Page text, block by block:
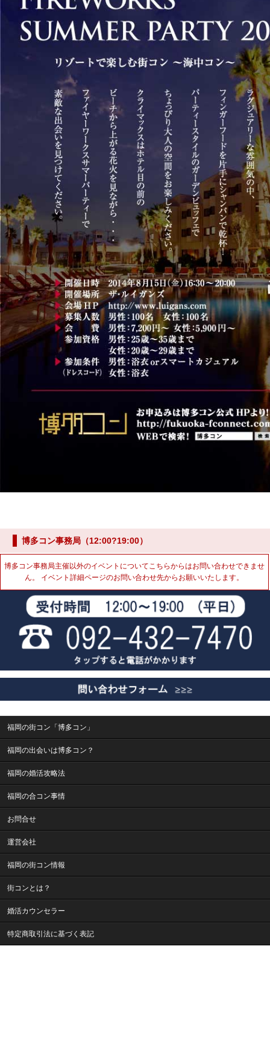
博多コン事務局（12:00?19:00）
博多コン事務局主催以外のイベントについてこちらからはお問い合わせできませ
ん。 イベント詳細ページのお問い合わせ先からお願いいたします。
福岡の街コン「博多コン」
福岡の出会いは博多コン？
福岡の婚活攻略法
福岡の合コン事情
お問合せ
運営会社
福岡の街コン情報
街コンとは？
婚活カウンセラー
特定商取引法に基づく表記